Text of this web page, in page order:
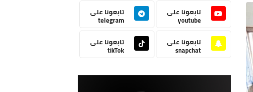
تابعونا على
youtube
تابعونا على
telegram
تابعونا على
snapchat
تابعونا على
tikTok